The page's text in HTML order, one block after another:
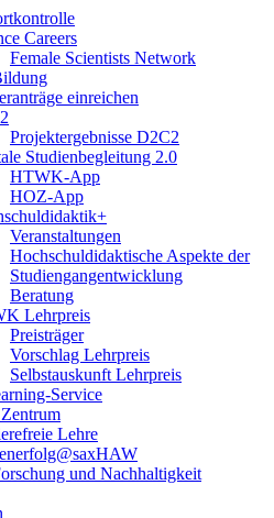
Careers
Female Scientists Network
einreichen
Projektergebnisse D2C2
Studienbegleitung 2.0
HTWK-App
HOZ-App
Veranstaltungen
Hochschuldidaktische Aspekte der
Studiengangentwicklung
Beratung
Lehrpreis
Preisträger
Vorschlag Lehrpreis
Selbstauskunft Lehrpreis
Service
Lehre
und Nachhaltigkeit